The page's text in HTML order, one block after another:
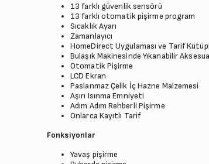
13 farklı güvenlik sensörü
13 farklı otomatik pişirme program
Sıcaklık Ayarı
Zamanlayıcı
HomeDirect Uygulaması ve Tarif
Bulaşık Makinesinde Yıkanabilir
Otomatik Pişirme
LCD Ekran
Paslanmaz Çelik İç Hazne Malzemesi
Aşırı Isınma Emniyeti
Adım Adım Rehberli Pişirme
Onlarca Kayıtlı Tarif
Fonksiyonlar
Yavaş pişirme